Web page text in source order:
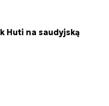
Huti na saudyjską